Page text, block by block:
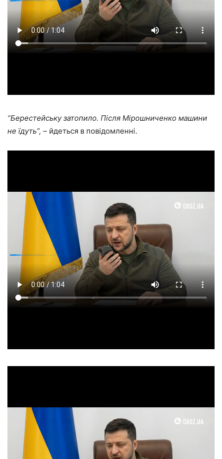
“Берестейську затопило. Після Мірошниченко машини
не їдуть”, – йдеться в повідомленні.